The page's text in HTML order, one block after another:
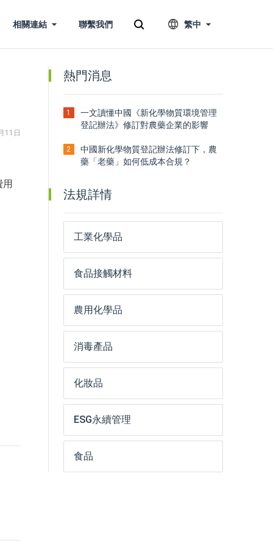
相關連結 聯繫我們 繁中
11日
用
熱門消息
1
一文讀懂中國《新化學物質環境管理
登記辦法》修訂對農藥企業的影響
2
中國新化學物質登記辦法修訂下，農
藥「老藥」如何低成本合規？
法規詳情
工業化學品
食品接觸材料
農用化學品
消毒產品
化妝品
ESG永續管理
食品